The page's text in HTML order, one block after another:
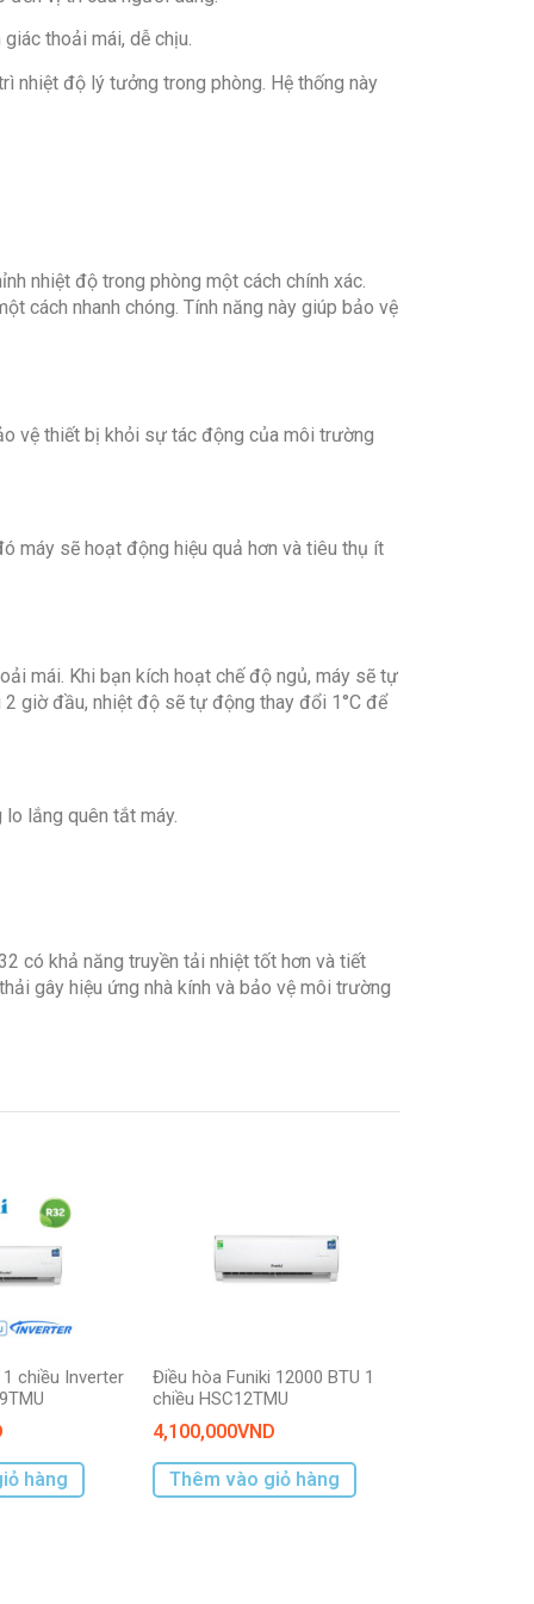
thoải mái, dễ chịu.
nhiệt độ lý tưởng trong phòng. Hệ thống này
nhiệt độ trong phòng một cách chính xác.
cách nhanh chóng. Tính năng này giúp bảo vệ
vệ thiết bị khỏi sự tác động của môi trường
máy sẽ hoạt động hiệu quả hơn và tiêu thụ ít
mái. Khi bạn kích hoạt chế độ ngủ, máy sẽ tự
giờ đầu, nhiệt độ sẽ tự động thay đổi 1°C để
lắng quên tắt máy.
có khả năng truyền tải nhiệt tốt hơn và tiết
gây hiệu ứng nhà kính và bảo vệ môi trường
chiều Inverter
hàng
Điều hòa Funiki 12000 BTU 1
chiều HSC12TMU
4,100,000VND
Thêm vào giỏ hàng